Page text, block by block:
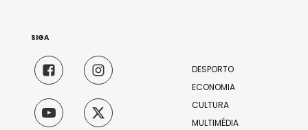
DESPORTO
ECONOMIA
CULTURA
MULTIMÉDIA
SIGA